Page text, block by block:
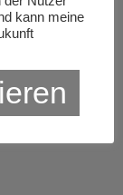
kann meine